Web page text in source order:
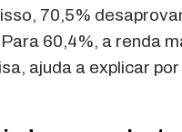
70,5%
60,4%, a renda
ajuda a explicar